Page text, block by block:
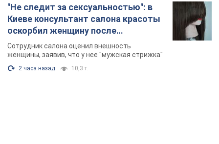
"Не следит за сексуальностью": в
Киеве консультант салона красоты
оскорбил женщину после
химиотерапии, разгорелся скандал.
Фото
Сотрудник салона оценил внешность
женщины, заявив, что у нее "мужская стрижка"
2 часа назад 10,3 т.